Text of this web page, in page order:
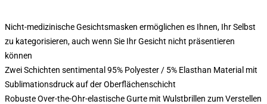
Nicht-medizinische Gesichtsmasken ermöglichen es Ihnen, Ihr Selbst
zu kategorisieren, auch wenn Sie Ihr Gesicht nicht präsentieren
können
Zwei Schichten sentimental 95% Polyester / 5% Elasthan Material mit
Sublimationsdruck auf der Oberflächenschicht
Robuste Over-the-Ohr-elastische Gurte mit Wulstbrillen zum Verstellen